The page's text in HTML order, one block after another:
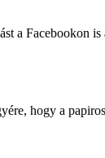
a Facebookon
hogy a